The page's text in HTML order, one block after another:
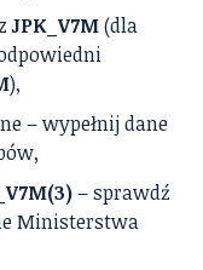
JPK_V7M(dla
),
– wypełnij dane
– sprawdź
Ministerstwa